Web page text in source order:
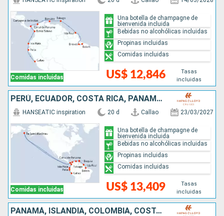
Comidas incluidas US$ 12,846
Tasas
incluidas
Una botella de champagne de
bienvenida incluida
Bebidas no alcohólicas incluidas
Propinas incluidas
Comidas incluidas
PERÚ, ECUADOR, COSTA RICA, PANAMÁ, ISLANDIA, COLOMBIA, SAN VINCENT Y LAS GRANADINAS, TRINIDAD Y TOBAGO, BRASIL
Comidas incluidas
HANSEATIC inspiration 20 d Callao 23/03/2027
US$ 13,409
Tasas
incluidas
Una botella de champagne de
bienvenida incluida
Bebidas no alcohólicas incluidas
Propinas incluidas
Comidas incluidas
PANAMÁ, ISLANDIA, COLOMBIA, COSTA RICA, ISLAS CAIMÁN, JAMAICA, REPÚBLICA DOMINICANA, GRECIA, REINO UNIDO, ESTADOS UNIDOS